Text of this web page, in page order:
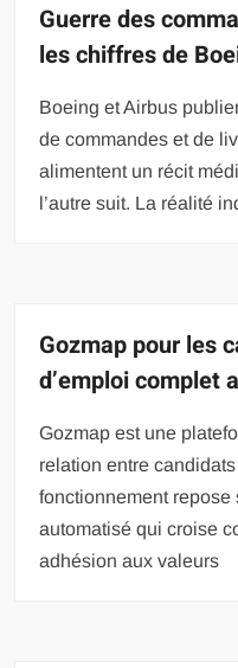
Guerre des
les chiffres de
Boeing et Airbus
de commandes et de
alimentent un récit
l’autre suit. La réalité
Gozmap pour les
d’emploi complet
Gozmap est une
relation entre
fonctionnement repose
automatisé qui croise
adhésion aux valeurs